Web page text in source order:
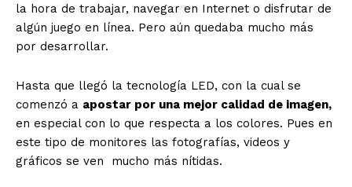
la hora de trabajar, navegar en Internet o disfrutar de
algún juego en línea. Pero aún quedaba mucho más
por desarrollar.
Hasta que llegó la tecnología LED, con la cual se
comenzó a apostar por una mejor calidad de imagen,
en especial con lo que respecta a los colores. Pues en
este tipo de monitores las fotografías, videos y
gráficos se ven mucho más nítidas.